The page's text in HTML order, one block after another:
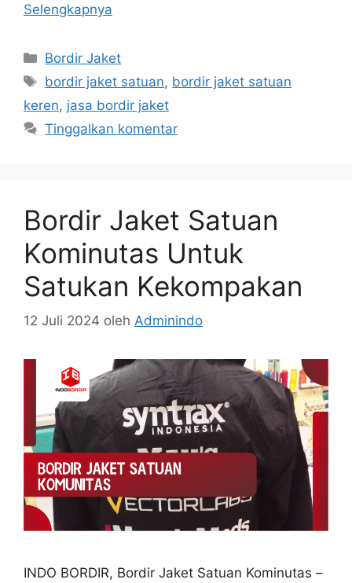
Selengkapnya
Kategori
Bordir Jaket
Tag
bordir jaket satuan, bordir jaket satuan
keren, jasa bordir jaket
Tinggalkan komentar
Bordir Jaket Satuan
Kominutas Untuk
Satukan Kekompakan
12 Juli 2024 oleh Adminindo
INDO BORDIR, Bordir Jaket Satuan Kominutas –